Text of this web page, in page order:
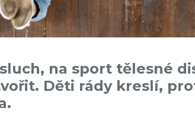
na sport tělesné
Děti rády kreslí,